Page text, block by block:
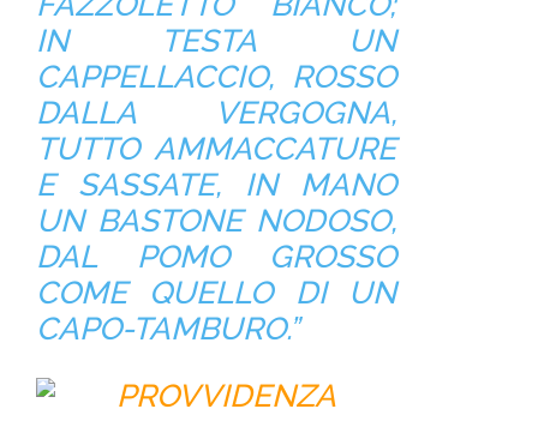
IN TESTA UN
CAPPELLACCIO, ROSSO
DALLA VERGOGNA,
TUTTO AMMACCATURE
E SASSATE, IN MANO
UN BASTONE NODOSO,
DAL POMO GROSSO
COME QUELLO DI UN
CAPO-TAMBURO.”